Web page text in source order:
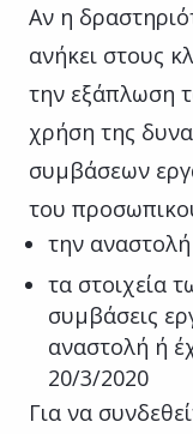
Αν η
ανήκει στους
την εξάπλωση
χρήση της
συμβάσεων
του
την
τα στοιχεία
συμβάσεις
αναστολή ή
20/3/2020
Για να